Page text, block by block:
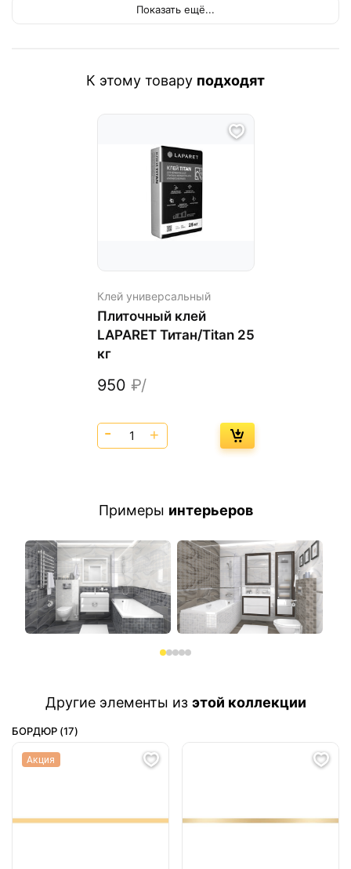
Показать ещё...
Примеры интерьеров
К этому товару подходят
Клей универсальный
Плиточный клей
LAPARET Титан/Titan 25
кг
950 ₽/
Другие элементы из этой коллекции
БОРДЮР (17)
Акция